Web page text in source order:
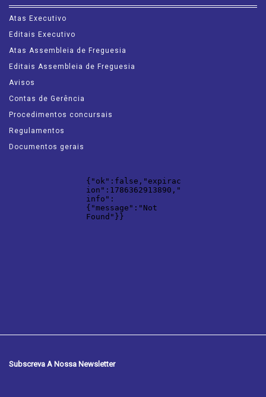
Atas Executivo
Editais Executivo
Atas Assembleia de Freguesia
Editais Assembleia de Freguesia
Avisos
Contas de Gerência
Procedimentos concursais
Regulamentos
Documentos gerais
Subscreva A Nossa Newsletter